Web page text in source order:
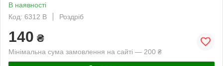
В наявності
Код: 6312 B
Роздріб
140 ₴
Мінімальна сума замовлення на сайті — 200 ₴